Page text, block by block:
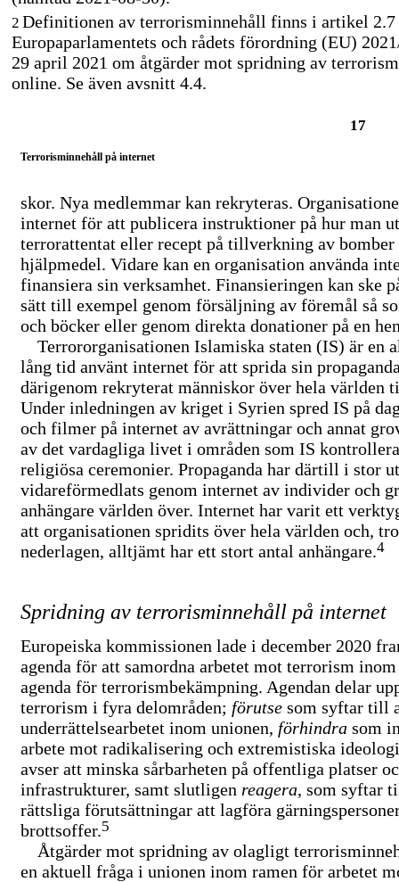
2 Definitionen av terrorisminnehåll finns i artikel 2.7
Europaparlamentets och rådets förordning (EU)
29 april 2021 om åtgärder mot spridning av
online. Se även avsnitt 4.4.
17
Terrorisminnehåll på internet
skor. Nya medlemmar kan rekryteras.
internet för att publicera instruktioner på hur man
terrorattentat eller recept på tillverkning av
hjälpmedel. Vidare kan en organisation använda
finansiera sin verksamhet. Finansieringen kan ske
sätt till exempel genom försäljning av föremål så
och böcker eller genom direkta donationer på en
Terrororganisationen Islamiska staten (IS) är en
lång tid använt internet för att sprida sin
därigenom rekryterat människor över hela världen
Under inledningen av kriget i Syrien spred IS på
och filmer på internet av avrättningar och annat
av det vardagliga livet i områden som IS
religiösa ceremonier. Propaganda har därtill i stor
vidareförmedlats genom internet av individer och
anhängare världen över. Internet har varit ett
att organisationen spridits över hela världen och,
nederlagen, alltjämt har ett stort antal anhängare.4
Spridning av terrorisminnehåll på internet
Europeiska kommissionen lade i december 2020
agenda för att samordna arbetet mot terrorism
agenda för terrorismbekämpning. Agendan delar
terrorism i fyra delområden; förutse som syftar till
underrättelsearbetet inom unionen, förhindra som
arbete mot radikalisering och extremistiska
avser att minska sårbarheten på offentliga platser
infrastrukturer, samt slutligen reagera, som syftar
rättsliga förutsättningar att lagföra
brottsoffer.5
Åtgärder mot spridning av olagligt
en aktuell fråga i unionen inom ramen för arbetet